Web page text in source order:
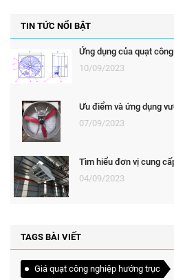
TIN TỨC NỔI BẬT
Ứng dụng của quạt
10/09/2023
Ưu điểm và ứng dụng
07/09/2023
Tìm hiểu đơn vị cung
04/09/2023
TAGS BÀI VIẾT
Giá quạt công nghiệp hướng trục